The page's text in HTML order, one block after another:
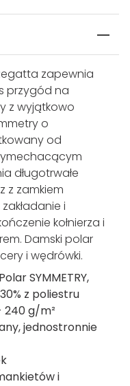
recenzji w
zapewnia
przygód na
z wyjątkowo
o
od
długotrwałe
zamkiem
i
kołnierza i
Damski polar
i wędrówki.